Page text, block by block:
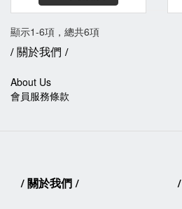
因花材為天然素材，故無法
完全相同，敬請見諒。
/卡片內容字數五十字內，請
顯示1-6項，總共6項
/關於我們 /
About Us
會員服務條款
/關於我們/ /